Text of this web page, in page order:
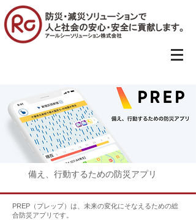
備え、行動するための防災アプリ
PREP（プレップ）は、未来の変化にそなえるための総
合防災アプリです。